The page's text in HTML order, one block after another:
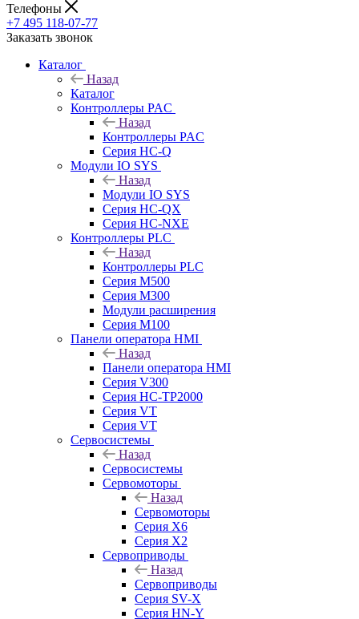
Телефоны
+7 495 118-07-77
Заказать звонок
Каталог
Назад
Каталог
Контроллеры PAC
Назад
Контроллеры PAC
Серия HC-Q
Модули IO SYS
Назад
Модули IO SYS
Серия HC-QX
Серия HC-NXE
Контроллеры PLC
Назад
Контроллеры PLC
Серия M500
Серия M300
Модули расширения
Серия M100
Панели оператора HMI
Назад
Панели оператора HMI
Серия V300
Серия HC-TP2000
Серия VT
Серия VT
Сервосистемы
Назад
Сервосистемы
Сервомоторы
Назад
Сервомоторы
Серия X6
Серия X2
Сервоприводы
Назад
Сервоприводы
Серия SV-X
Серия HN-Y